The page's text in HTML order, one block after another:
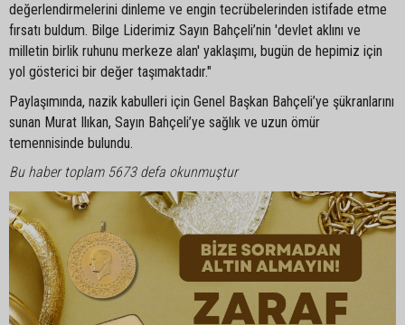
değerlendirmelerini dinleme ve engin tecrübelerinden istifade etme
fırsatı buldum. Bilge Liderimiz Sayın Bahçeli’nin 'devlet aklını ve
milletin birlik ruhunu merkeze alan' yaklaşımı, bugün de hepimiz için
yol gösterici bir değer taşımaktadır."
Paylaşımında, nazik kabulleri için Genel Başkan Bahçeli’ye şükranlarını
sunan Murat Ilıkan, Sayın Bahçeli’ye sağlık ve uzun ömür
temennisinde bulundu.
Bu haber toplam 5673 defa okunmuştur